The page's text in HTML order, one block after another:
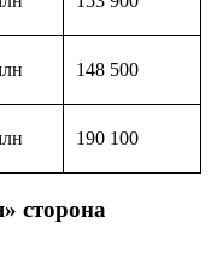
148 500
190 100
сторона